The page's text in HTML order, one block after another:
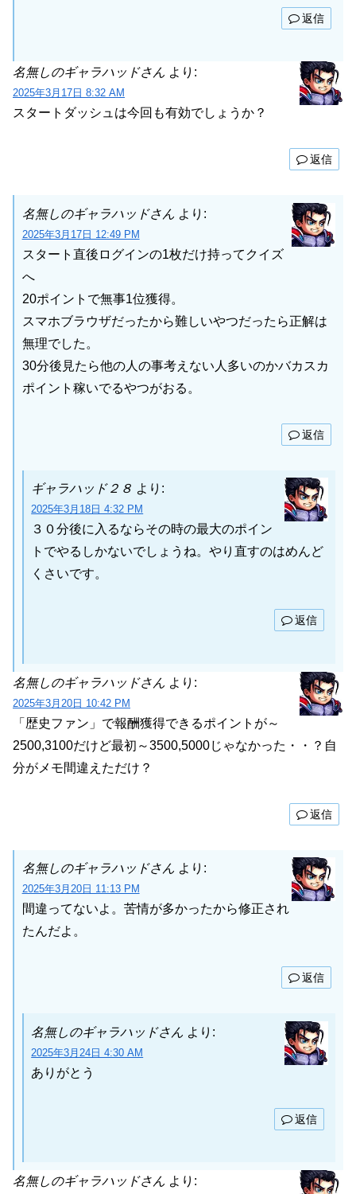
返信
名無しのギャラハッドさん より:
2025年3月17日 8:32 AM
スタートダッシュは今回も有効でしょうか？
返信
名無しのギャラハッドさん より:
2025年3月17日 12:49 PM
スタート直後ログインの1枚だけ持ってクイズ
へ
20ポイントで無事1位獲得。
スマホブラウザだったから難しいやつだったら正解は
無理でした。
30分後見たら他の人の事考えない人多いのかバカスカ
ポイント稼いでるやつがおる。
返信
ギャラハッド２８ より:
2025年3月18日 4:32 PM
３０分後に入るならその時の最大のポイン
トでやるしかないでしょうね。やり直すのはめんど
くさいです。
返信
名無しのギャラハッドさん より:
2025年3月20日 10:42 PM
「歴史ファン」で報酬獲得できるポイントが～
2500,3100だけど最初～3500,5000じゃなかった・・？自
分がメモ間違えただけ？
返信
名無しのギャラハッドさん より:
2025年3月20日 11:13 PM
間違ってないよ。苦情が多かったから修正され
たんだよ。
返信
名無しのギャラハッドさん より:
2025年3月24日 4:30 AM
ありがとう
返信
名無しのギャラハッドさん より: